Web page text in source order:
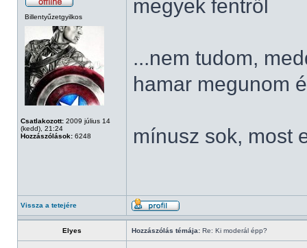
Billentyűzetgyilkos
Csatlakozott: 2009 július 14
(kedd), 21:24
Hozzászólások: 6248
megyek fentről
...nem tudom,
hamar megunom
mínusz sok, most
Vissza a tetejére
Elyes Hozzászólás témája: Re: Ki moderál épp?